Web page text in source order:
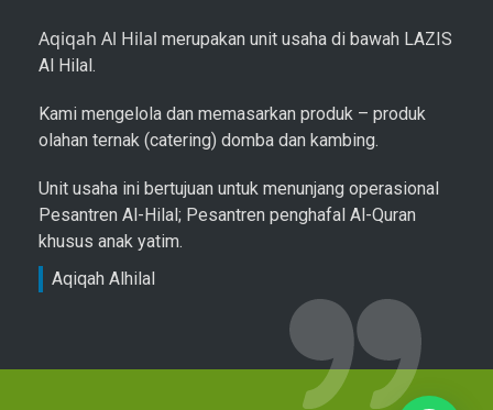
Aqiqah Al Hilal merupakan unit usaha di bawah LAZIS
Al Hilal.
Kami mengelola dan memasarkan produk – produk
olahan ternak (catering) domba dan kambing.
Unit usaha ini bertujuan untuk menunjang operasional
Pesantren Al-Hilal; Pesantren penghafal Al-Quran
khusus anak yatim.
Aqiqah Alhilal